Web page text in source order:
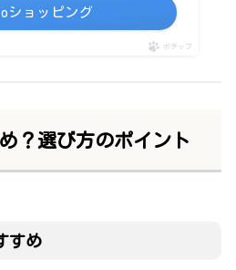
ショッピング
ポチップ
？選び方のポイント
すめ